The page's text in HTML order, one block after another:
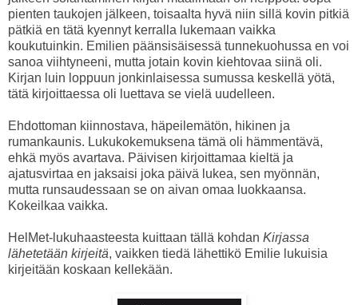
pienten taukojen jälkeen, toisaalta hyvä niin sillä kovin pitkiä
pätkiä en tätä kyennyt kerralla lukemaan vaikka
koukutuinkin. Emilien päänsisäisessä tunnekuohussa en voi
sanoa viihtyneeni, mutta jotain kovin kiehtovaa siinä oli.
Kirjan luin loppuun jonkinlaisessa sumussa keskellä yötä,
tätä kirjoittaessa oli luettava se vielä uudelleen.
Ehdottoman kiinnostava, häpeilemätön, hikinen ja
rumankaunis. Lukukokemuksena tämä oli hämmentävä,
ehkä myös avartava. Päivisen kirjoittamaa kieltä ja
ajatusvirtaa en jaksaisi joka päivä lukea, sen myönnän,
mutta runsaudessaan se on aivan omaa luokkaansa.
Kokeilkaa vaikka.
HelMet-lukuhaasteesta kuittaan tällä kohdan Kirjassa
lähetetään kirjeitä, vaikken tiedä lähettikö Emilie lukuisia
kirjeitään koskaan kellekään.